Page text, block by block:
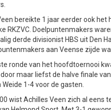
bereikte 1 jaar eerder ook
RKZVC. Doelpuntenmakers
derde divisionist HBS uit Den
aan Veense zijde
ronde van het hoofdtoernooi
maar liefst de halve finale
Weide 1-4 voor de gasten.
wist Achilles Veen zich al eens